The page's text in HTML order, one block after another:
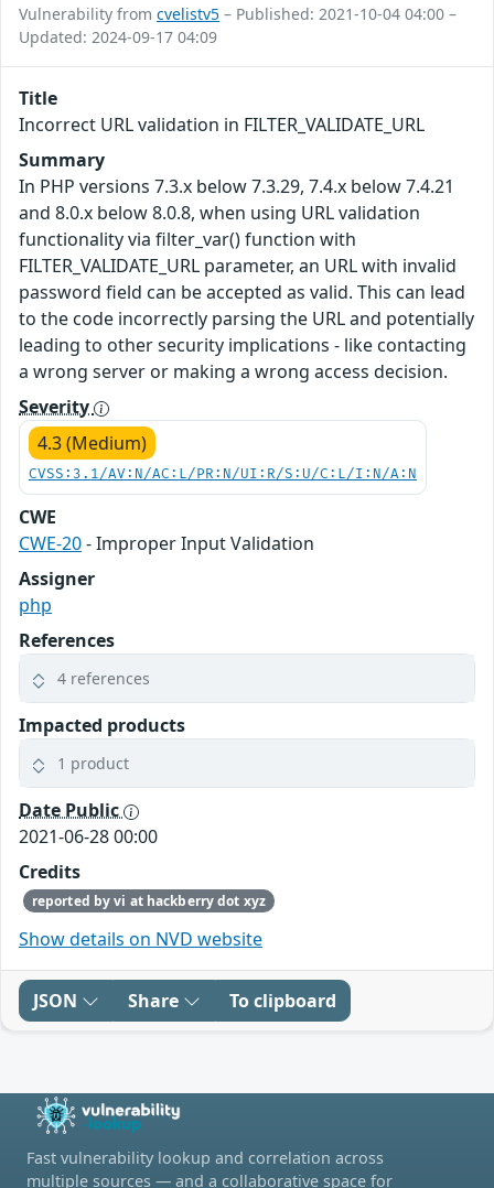
Vulnerability from cvelistv5 – Published: 2021-10-04 04:00 –
Updated: 2024-09-17 04:09
Title
Incorrect URL validation in FILTER_VALIDATE_URL
Summary
In PHP versions 7.3.x below 7.3.29, 7.4.x below 7.4.21
and 8.0.x below 8.0.8, when using URL validation
functionality via filter_var() function with
FILTER_VALIDATE_URL parameter, an URL with invalid
password field can be accepted as valid. This can lead
to the code incorrectly parsing the URL and potentially
leading to other security implications - like contacting
a wrong server or making a wrong access decision.
Severity
4.3 (Medium)
CVSS:3.1/AV:N/AC:L/PR:N/UI:R/S:U/C:L/I:N/A:N
CWE
CWE-20- Improper Input Validation
Assigner
php
References
4 references
Impacted products
1 product
Date Public
2021-06-28 00:00
Credits
reported by vi at hackberry dot xyz
Show details on NVD website
JSON Share To clipboard
Fast vulnerability lookup and correlation across
multiple sources — and a collaborative space for